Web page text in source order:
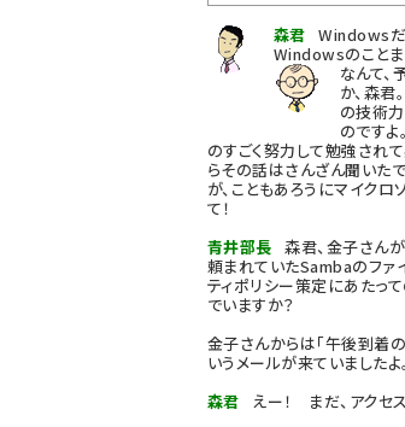
森君 Windowsだ
Windowsのことま
なんて、
か、森君
の技術
のですよ
のすごく努力して勉強され
らその話はさんざん聞いたで
が、こともあろうにマイク
て！
青井部長 森君、金子さん
頼まれていたSambaのファ
ティポリシー策定にあたっ
でいますか？
金子さんからは「午後到着
いうメールが来ていましたよ。
森君 えー！ まだ、アクセ